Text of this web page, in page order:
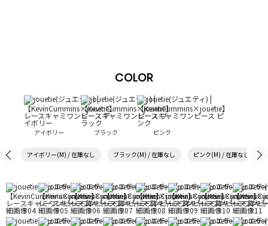
COLOR
アイボリー ブラック ピンク
アイボリー(M) / 在庫なし ブラック(M) / 在庫なし ピンク(M) / 在庫なし